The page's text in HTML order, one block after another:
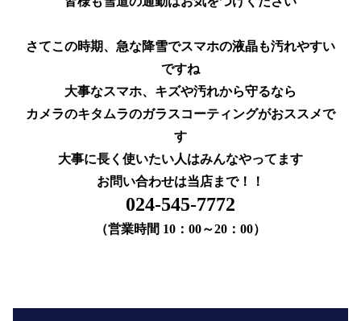
さてこの時期、急な降雪でスマホの液晶も汚れやすい
ですね
大事なスマホ、キズや汚れから守るなら
カメラのキタムラのガラスコーティングがおススメで
す
大事に長く使いたい人はみんなやってます
お問い合わせは当店まで！！
024-545-7772
（営業時間 10：00～20：00）